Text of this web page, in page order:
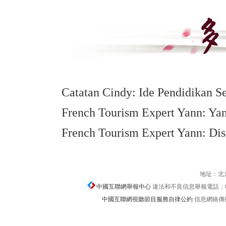
Catatan Cindy: Ide Pendidikan
French Tourism Expert Yann:
French Tourism Expert Yann:
地址：北
中國互聯網舉報中心違法和不良信息舉報電話：
中國互聯網視聽節目服務自律公約 信息網絡